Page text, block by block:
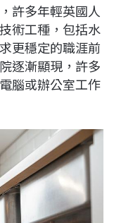
許多年輕英國人
術工種，包括水
更穩定的職涯前
逐漸顯現，許多
腦或辦公室工作